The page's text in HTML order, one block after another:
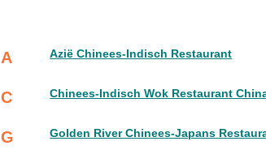
A Azië Chinees-Indisch Restaurant
C Chinees-Indisch Wok Restaurant
G Golden River Chinees-Japans